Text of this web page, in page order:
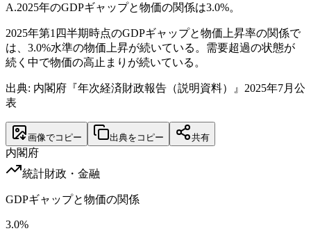
A.2025年のGDPギャップと物価の関係は3.0%。
2025年第1四半期時点のGDPギャップと物価上昇率の関係で
は、3.0%水準の物価上昇が続いている。需要超過の状態が
続く中で物価の高止まりが続いている。
出典: 内閣府『年次経済財政報告（説明資料）』2025年7月公
表
画像でコピー 出典をコピー 共有
内閣府
統計財政・金融
GDPギャップと物価の関係
3.0%